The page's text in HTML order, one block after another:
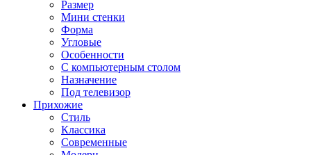
Размер
Мини стенки
Форма
Угловые
Особенности
С компьютерным столом
Назначение
Под телевизор
Прихожие
Стиль
Классика
Современные